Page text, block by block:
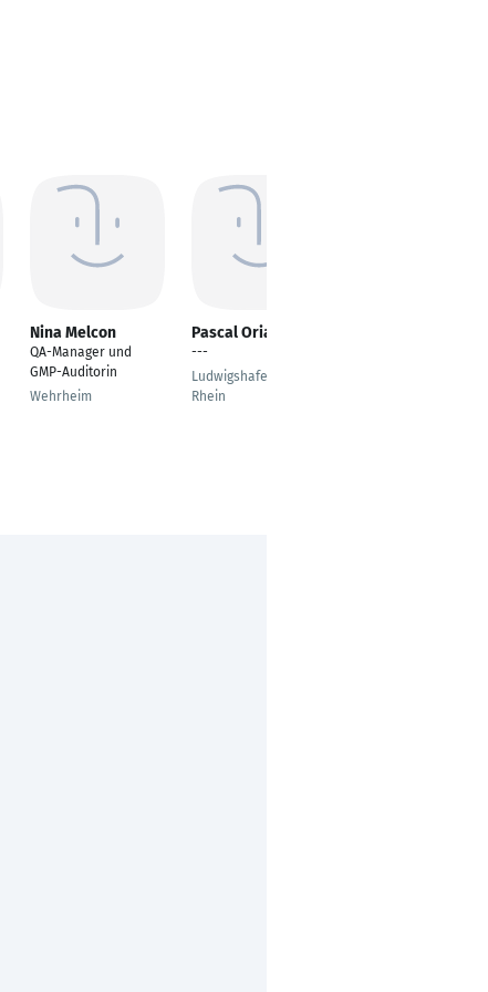
Nina Melcon
QA-Manager und
GMP-Auditorin
Wehrheim
Pascal Orians
---
Ludwigshafen am
Rhein